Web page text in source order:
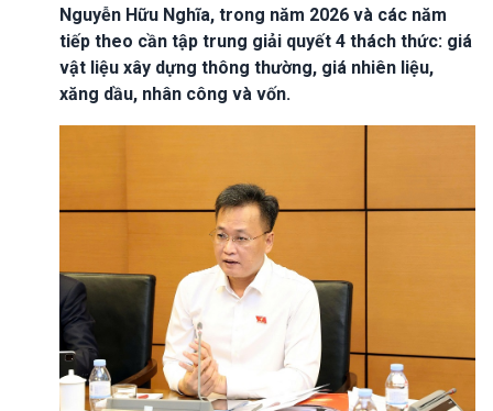
Nguyễn Hữu Nghĩa, trong năm 2026 và các năm
tiếp theo cần tập trung giải quyết 4 thách thức: giá
vật liệu xây dựng thông thường, giá nhiên liệu,
xăng dầu, nhân công và vốn.